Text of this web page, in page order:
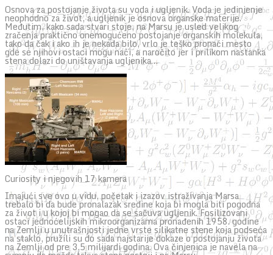
Osnova za postojanje života su voda i ugljenik. Voda je jedinjenje
neophodno za život, a ugljenik je osnova organske materije.
Međutim, kako sada stvari stoje, na Marsu je usled velikog
zračenja praktično onemogućeno postojanje organskih molekula,
tako da čak i ako ih je nekada bilo, vrlo je teško pronaći mesto
gde se njihovi ostaci mogu naći, a naročito jer i prilikom nastanka
stena dolazi do uništavanja ugljenika…
Curiosity i njegovih 17 kamera
Imajući sve ovo u vidu, početak i izazov istraživanja Marsa
trebalo bi da bude pronalazak sredine koja bi mogla biti pogodna
za život i u kojoj bi mogao da se sačuva ugljenik. Fosilizovani
ostaci jednoćelijskih mikroorganizama pronađenih 1958. godine
na Zemlji u unutrašnjosti jedne vrste silikatne stene koja podseća
na staklo, pružili su do sada najstarije dokaze o postojanju života
na Zemlji od pre 3,5 milijardi godina. Ova činjenica je navela na